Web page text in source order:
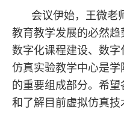
会议伊始，王微老
教育教学发展的必然
数字化课程建设、数
仿真实验教学中心是
的重要组成部分。希
和了解目前虚拟仿真